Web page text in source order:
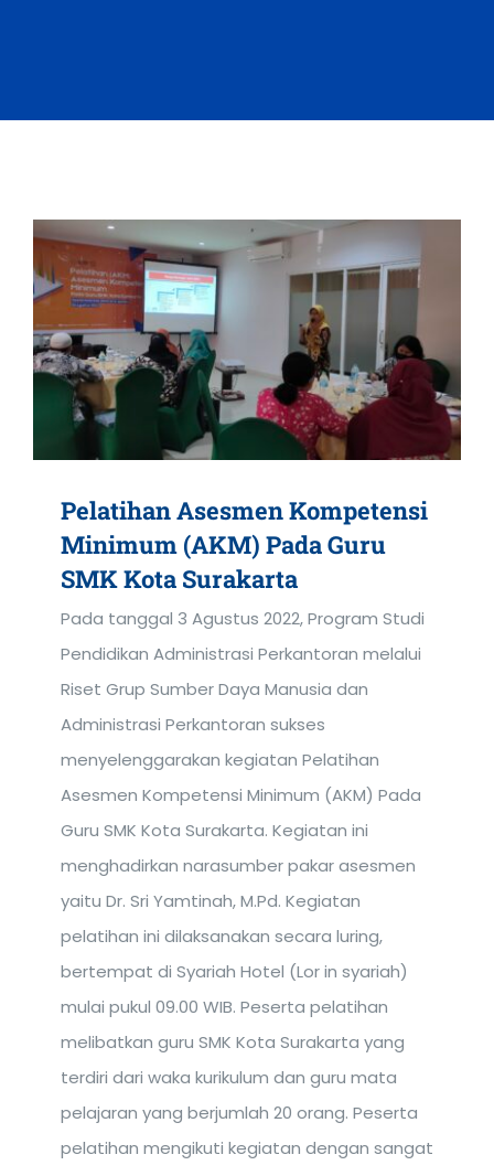
Pelatihan Asesmen Kompetensi
Minimum (AKM) Pada Guru
SMK Kota Surakarta
Pada tanggal 3 Agustus 2022, Program Studi
Pendidikan Administrasi Perkantoran melalui
Riset Grup Sumber Daya Manusia dan
Administrasi Perkantoran sukses
menyelenggarakan kegiatan Pelatihan
Asesmen Kompetensi Minimum (AKM) Pada
Guru SMK Kota Surakarta. Kegiatan ini
menghadirkan narasumber pakar asesmen
yaitu Dr. Sri Yamtinah, M.Pd. Kegiatan
pelatihan ini dilaksanakan secara luring,
bertempat di Syariah Hotel (Lor in syariah)
mulai pukul 09.00 WIB. Peserta pelatihan
melibatkan guru SMK Kota Surakarta yang
terdiri dari waka kurikulum dan guru mata
pelajaran yang berjumlah 20 orang. Peserta
pelatihan mengikuti kegiatan dengan sangat